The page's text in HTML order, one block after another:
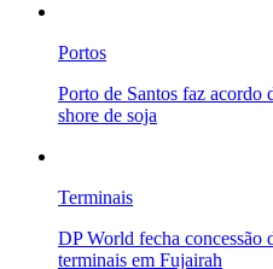
Portos
Porto de Santos faz acordo
shore de soja
Terminais
DP World fecha concessão
terminais em Fujairah